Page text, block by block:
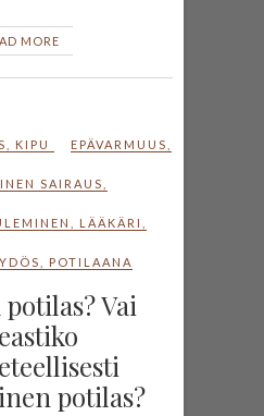
MORE
KIPU EPÄVARMUUS
SAIRAUS
LÄÄKÄRI
POTILAANA
Vai
potilas?